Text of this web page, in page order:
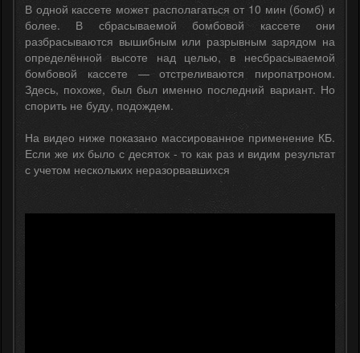
В одной кассете может располагаться от 10 мин (бомб) и
более. В сбрасываемой бомбовой кассете они
разбрасываются вышибным или разрывным зарядом на
определённой высоте над целью, в несбрасываемой
бомбовой кассете — отстреливаются пиропатроном.
Здесь, похоже, был был именно последний вариант. Но
спорить не буду, подождем.
На видео ниже показано массированное применение КБ.
Если же их было с десяток - то как раз и видим результат
с учетом нескольких неразорвавшихся